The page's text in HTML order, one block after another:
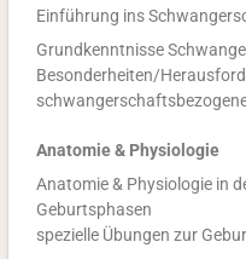
Einführung ins
Grundkenntnisse
Besonderheiten/
Anatomie & Physiologie
Anatomie & Physiologie in
Geburtsphasen
spezielle Übungen zur